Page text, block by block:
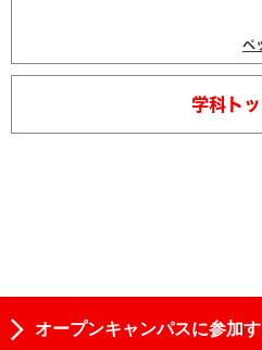
学科ト
ペ
オープンキャンパスに参加